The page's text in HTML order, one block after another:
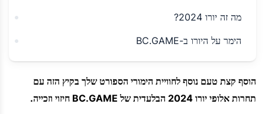
מה זה יורו 2024?
הימר על היורו ב-BC.GAME
הוסף קצת טעם נוסף לחוויית הימורי הספורט שלך בקיץ הזה עם
תחרות אלופי יורו 2024 הבלעדית של BC.GAME חיזוי וזכייה.